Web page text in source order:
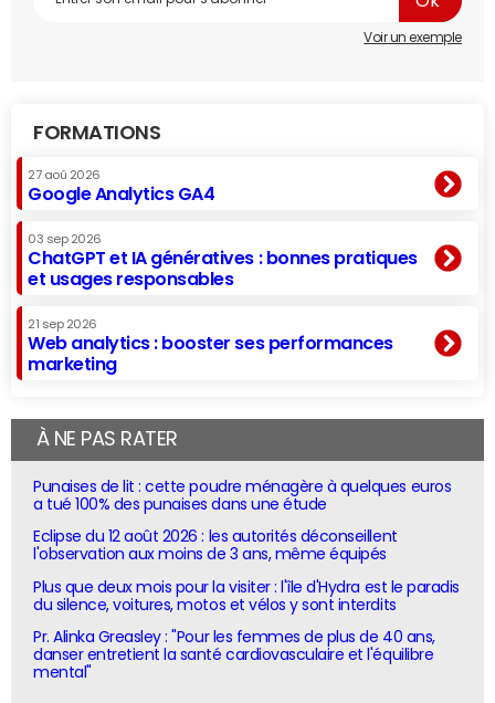
Voir un exemple
FORMATIONS
27 aoû 2026
Google Analytics GA4
03 sep 2026
ChatGPT et IA génératives : bonnes pratiques
et usages responsables
21 sep 2026
Web analytics : booster ses performances
marketing
À NE PAS RATER
Punaises de lit : cette poudre ménagère à quelques euros
a tué 100% des punaises dans une étude
Eclipse du 12 août 2026 : les autorités déconseillent
l'observation aux moins de 3 ans, même équipés
Plus que deux mois pour la visiter : l'île d'Hydra est le paradis
du silence, voitures, motos et vélos y sont interdits
Pr. Alinka Greasley : "Pour les femmes de plus de 40 ans,
danser entretient la santé cardiovasculaire et l'équilibre
mental"